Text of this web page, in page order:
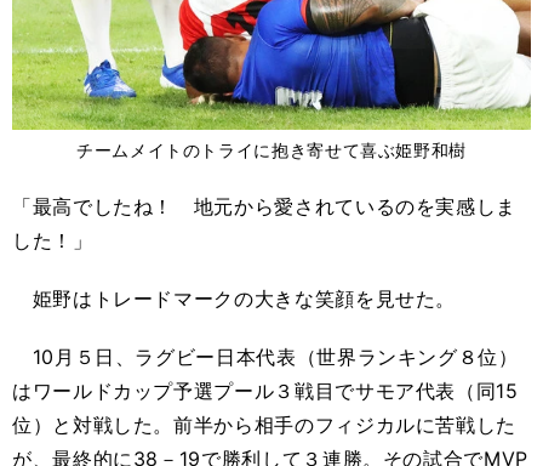
チームメイトのトライに抱き寄せて喜ぶ姫野和樹
「最高でしたね！ 地元から愛されているのを実感しま
した！」
姫野はトレードマークの大きな笑顔を見せた。
10月５日、ラグビー日本代表（世界ランキング８位）
はワールドカップ予選プール３戦目でサモア代表（同15
位）と対戦した。前半から相手のフィジカルに苦戦した
が、最終的に38－19で勝利して３連勝。その試合でMVP